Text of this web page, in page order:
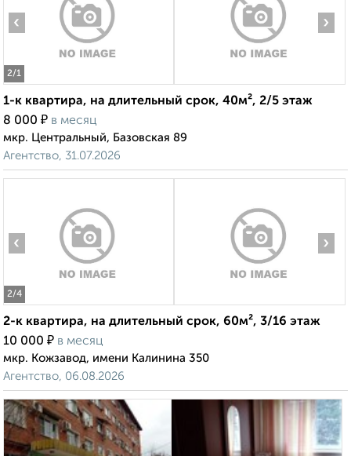
2/1
‹ ›
1-к квартира, на длительный срок, 40м², 2/5 этаж
8 000 ₽ в месяц
мкр. Центральный, Базовская 89
Агентство, 31.07.2026
2/4
‹ ›
2-к квартира, на длительный срок, 60м², 3/16 этаж
10 000 ₽ в месяц
мкр. Кожзавод, имени Калинина 350
Агентство, 06.08.2026